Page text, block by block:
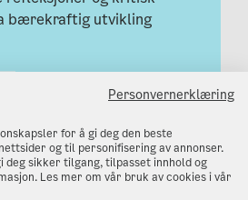
bærekraftig utvikling
Personvernerklæring
for å gi deg den beste
og til personifisering av annonser.
deg sikker tilgang, tilpasset innhold og
Les mer om vår bruk av cookies i vår